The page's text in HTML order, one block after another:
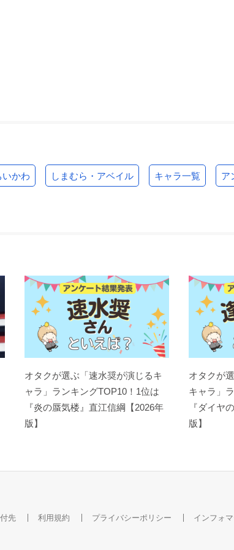
いかわ しまむら・アベイル キャラ一覧 ア
オタクが選ぶ「速水奨が演じるキ
ャラ」ランキングTOP10！1位は
『炎の蜃気楼』直江信綱【2026年
版】
オタクが
キャラ」
『ダイヤ
版】
先 利用規約 プライバシーポリシー インフォ